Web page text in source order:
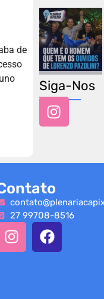
de
Siga-Nos
27 99708-8516